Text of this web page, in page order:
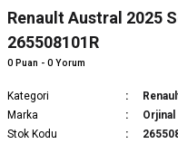
Renault Austral 2025
265508101R
0 Puan - 0 Yorum
Kategori
Marka
Orjinal
Stok Kodu